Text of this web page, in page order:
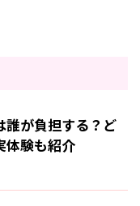
誰が負担する？ど
体験も紹介